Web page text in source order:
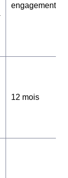
engagement
12 mois